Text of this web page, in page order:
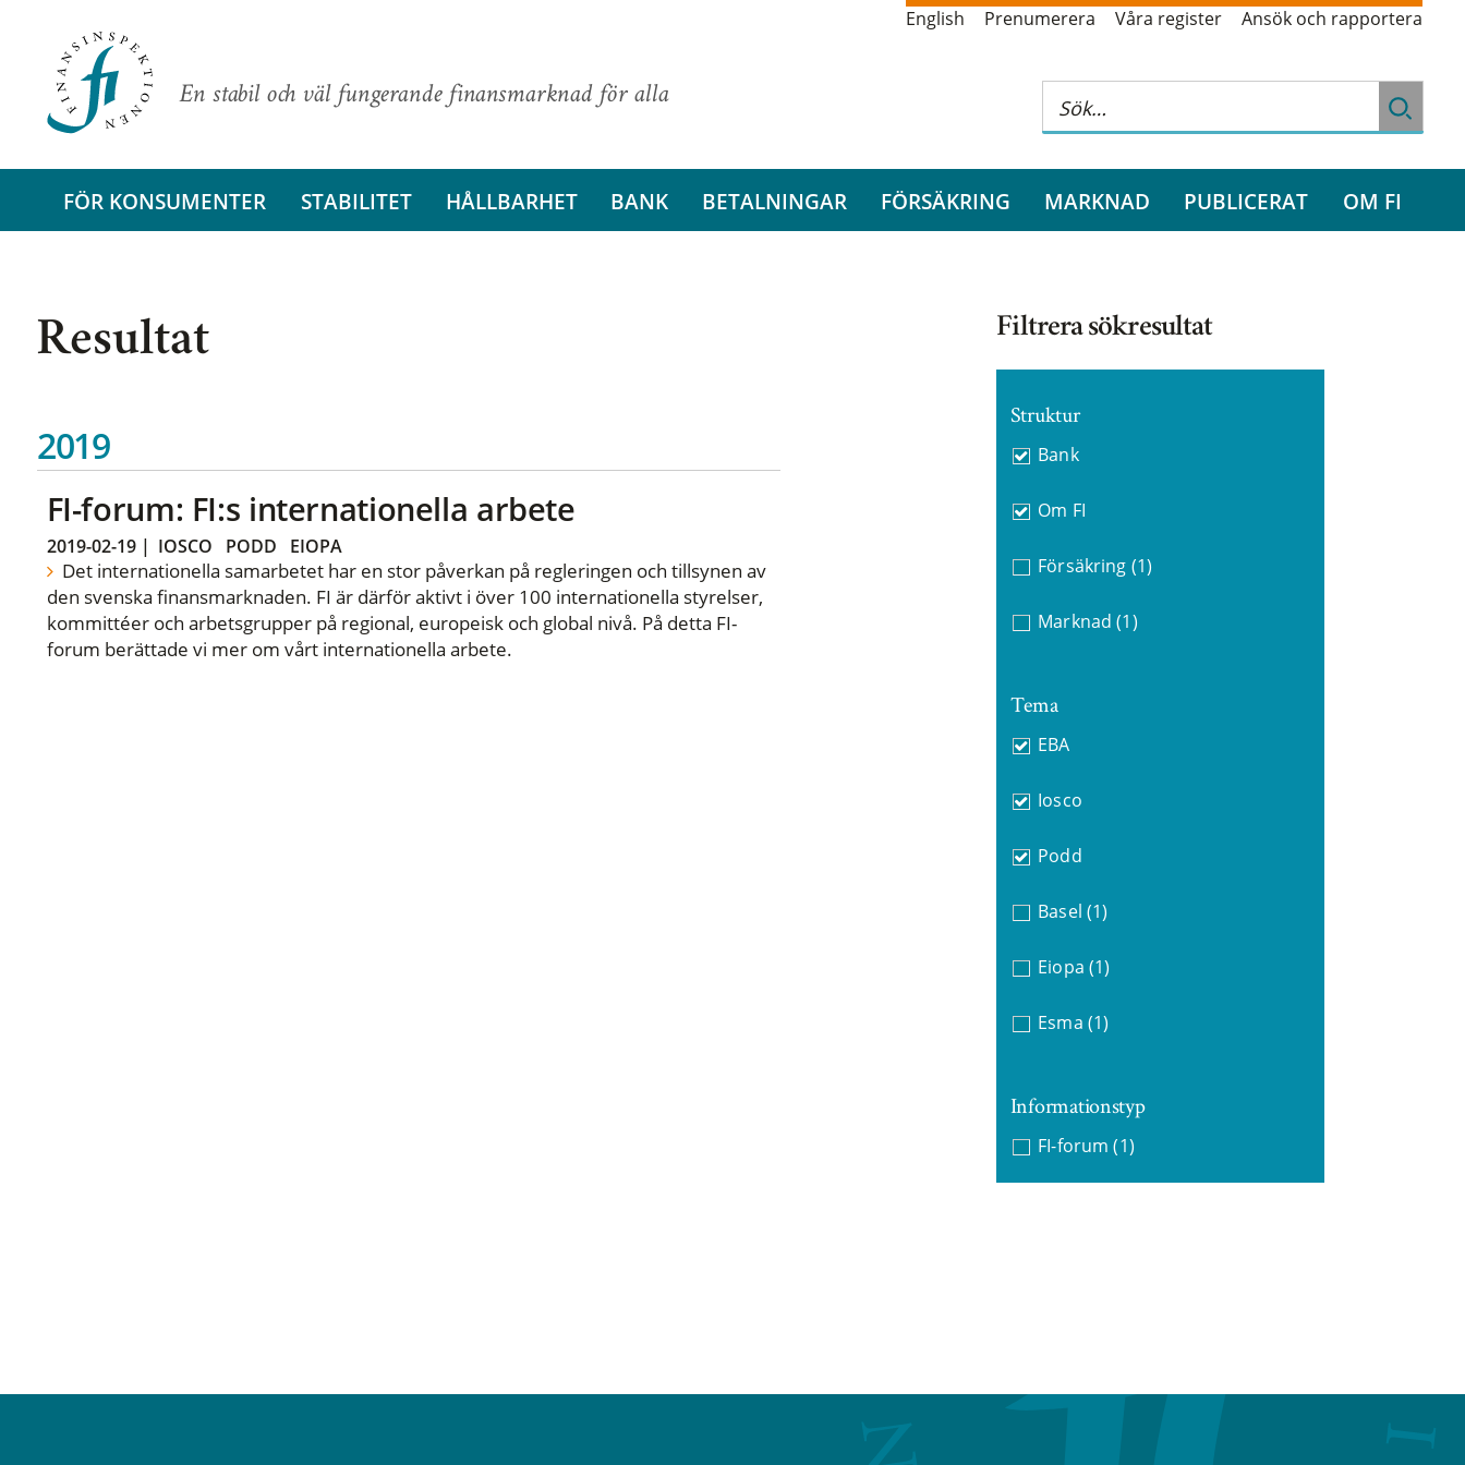
En stabil och väl fungerande finansmarknad för alla
English Prenumerera Våra register Ansök och rapportera
FÖR KONSUMENTER STABILITET HÅLLBARHET BANK BETALNINGAR FÖRSÄKRING MARKNAD PUBLICERAT OM FI
Resultat
2019
FI-forum: FI:s internationella arbete
2019-02-19| IOSCO PODD EIOPA
Det internationella samarbetet har en stor påverkan på regleringen och tillsynen av
den svenska finansmarknaden. FI är därför aktivt i över 100 internationella styrelser,
kommittéer och arbetsgrupper på regional, europeisk och global nivå. På detta FI-
forum berättade vi mer om vårt internationella arbete.
Filtrera sökresultat
Struktur
Bank
Om FI
Försäkring (1)
Marknad (1)
Tema
EBA
Iosco
Podd
Basel (1)
Eiopa (1)
Esma (1)
Informationstyp
FI-forum (1)